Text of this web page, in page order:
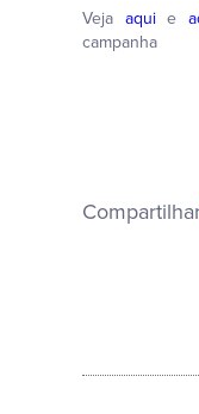
Veja aquie
campanha